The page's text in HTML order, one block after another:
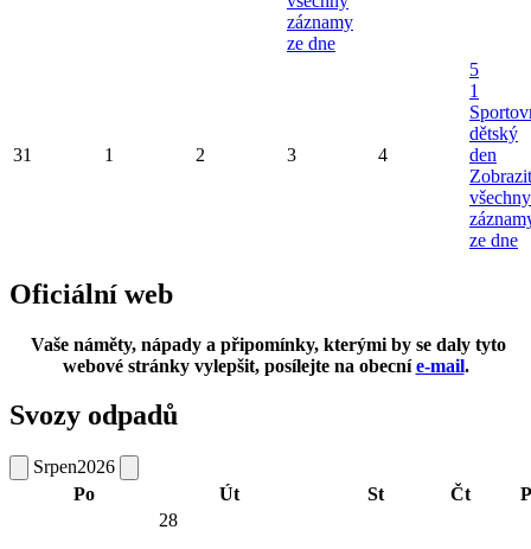
záznamy
ze dne
31 1 2 3 4
5
1
dětský
den
Zobrazit
všechny
ze dne
Oficiální web
Vaše náměty, nápady a připomínky, kterými by se daly tyto
webové stránky vylepšit, posílejte na obecníe-mail.
Svozy odpadů
Srpen2026
Po
Út St Čt
28